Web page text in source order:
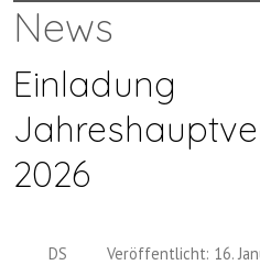
News
Einladung
2026
DS Veröffentlicht: 16.